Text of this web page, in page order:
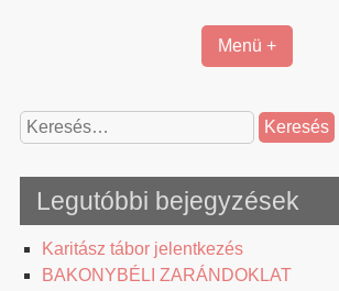
Menü +
Keresés:
Legutóbbi bejegyzések
Karitász tábor jelentkezés
BAKONYBÉLI ZARÁNDOKLAT